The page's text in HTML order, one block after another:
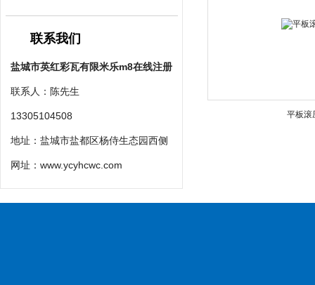
联系我们
盐城市英红彩瓦有限米乐m8在线注册
联系人：陈先生
13305104508
地址：盐城市盐都区杨侍生态园西侧
网址： www.ycyhcwc.com
平板滚